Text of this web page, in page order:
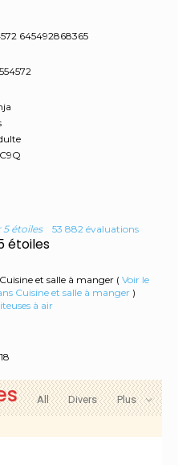
645492868365
5 étoiles 53 882 évaluations
étoiles
et salle à manger ( Voir le
Cuisine et salle à manger )
à air
All Divers Plus